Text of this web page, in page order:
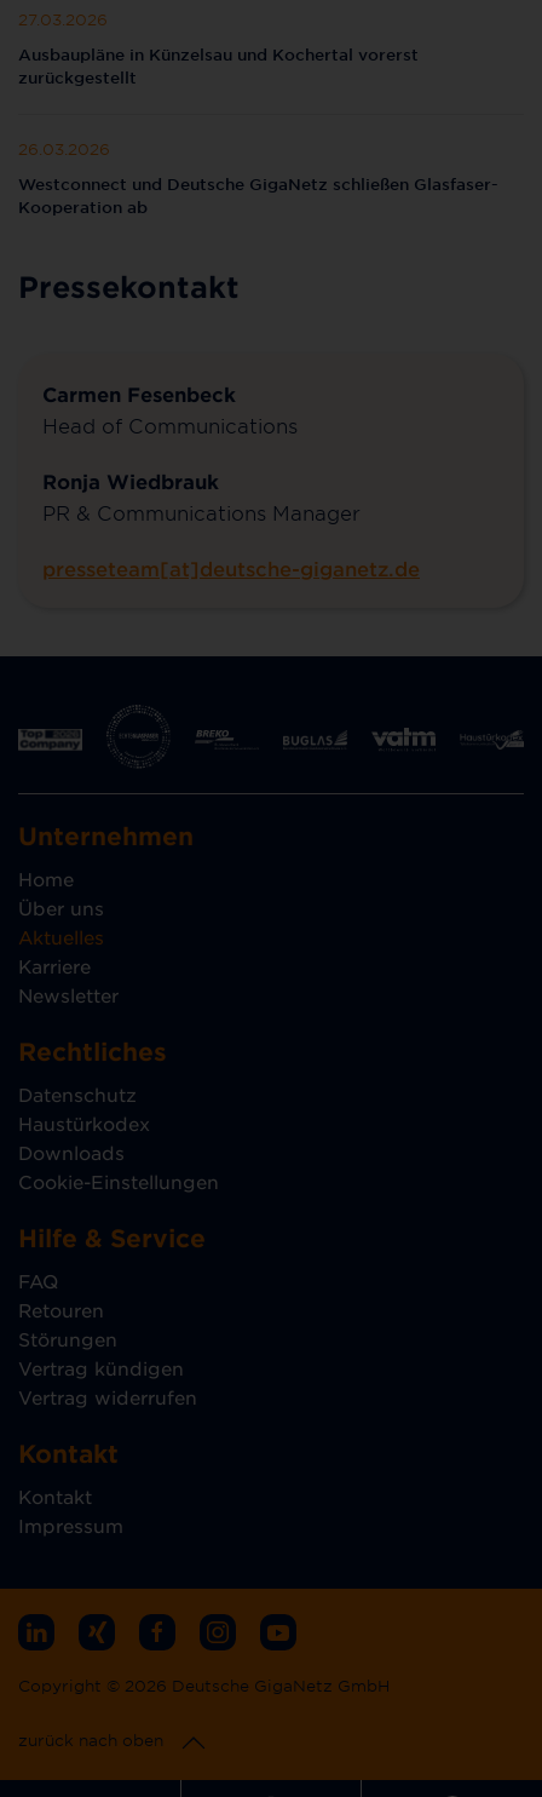
27.03.2026
Ausbaupläne in Künzelsau und Kochertal vorerst
zurückgestellt
26.03.2026
Westconnect und Deutsche GigaNetz schließen Glasfaser-
Kooperation ab
Pressekontakt
Carmen Fesenbeck
Head of Communications
Ronja Wiedbrauk
PR & Communications Manager
presseteam[at]deutsche-giganetz.de
Unternehmen
Home
Über uns
Aktuelles
Karriere
Newsletter
Rechtliches
Datenschutz
Haustürkodex
Downloads
Cookie-Einstellungen
Hilfe & Service
FAQ
Retouren
Störungen
Vertrag kündigen
Vertrag widerrufen
Kontakt
Kontakt
Impressum
Copyright © 2026 Deutsche GigaNetz GmbH
zurück nach oben